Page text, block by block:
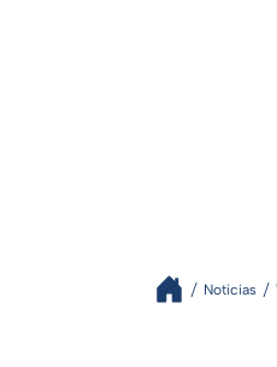
Noticias